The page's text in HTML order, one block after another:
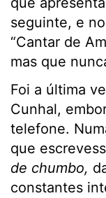
seguinte, e
“Cantar de
mas que
Foi a última
Cunhal,
telefone.
que
de chumbo,
constantes